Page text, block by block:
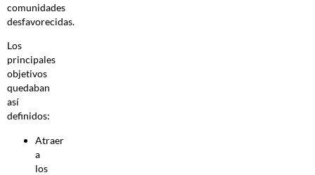
comunidades
desfavorecidas.
Los
principales
objetivos
quedaban
así
definidos:
Atraer
a
los